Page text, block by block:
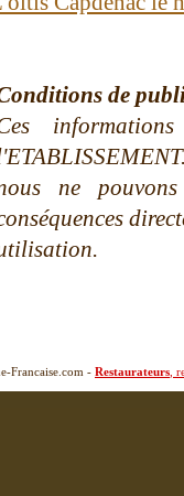
de
ne
Francaise.com - Restaurateurs ,